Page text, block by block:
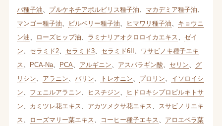
バ種子油
プルケネチアボルビリス種子油 マカデミア種子油
マンゴー種子油
ビルベリー種子油 ヒマワリ種子油
キョウニ
ン油
ローズヒップ油 ラミナリアオクロロイカエキス
ゼイ
ン
セラミド2、 セラミド3、 セラミド6II
ワサビノキ種子エキ
ス
PCA-Na、 PCA アルギニン アスパラギン酸 セリン
グ
リシン
アラニン バリン トレオニン プロリン
イソロイシ
ン
フェニルアラニン ヒスチジン
ヒドロキシプロピルキトサ
ン
カミツレ花エキス アカツメクサ花エキス
スサビノリエキ
ス
ローズマリー葉エキス コーヒー種子エキス
アロエベラ葉